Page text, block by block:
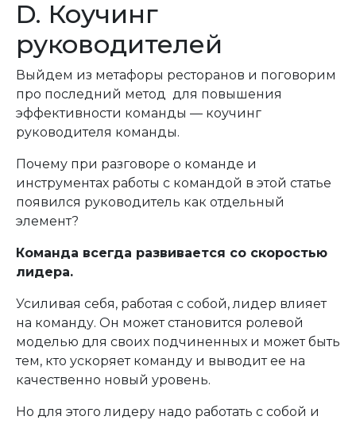
D. Коучинг
руководителей
Выйдем из метафоры ресторанов и поговорим
про последний метод для повышения
эффективности команды — коучинг
руководителя команды.
Почему при разговоре о команде и
инструментах работы с командой в этой статье
появился руководитель как отдельный
элемент?
Команда всегда развивается со скоростью
лидера.
Усиливая себя, работая с собой, лидер влияет
на команду. Он может становится ролевой
моделью для своих подчиненных и может быть
тем, кто ускоряет команду и выводит ее на
качественно новый уровень.
Но для этого лидеру надо работать с собой и